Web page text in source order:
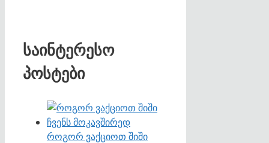
საინტერესო
პოსტები
როგორ ვაქციოთ შიში